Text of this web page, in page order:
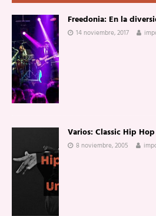
Freedonia: En la
14 noviembre, 2017
Varios: Classic Hip
8 noviembre, 2005